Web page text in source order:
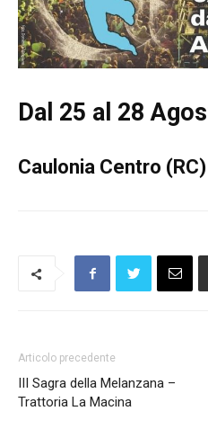
Dal 25 al 28
Caulonia Centro (RC)
Articolo precedente
III Sagra della Melanzana –
Trattoria La Macina